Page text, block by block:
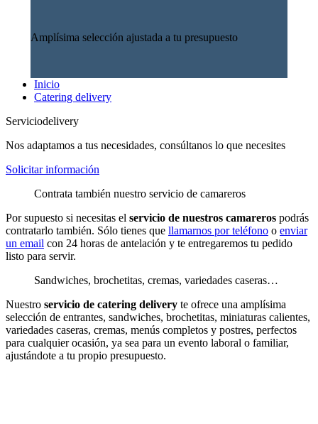
Amplísima selección ajustada a tu presupuesto
Inicio
Catering delivery
Serviciodelivery
Nos adaptamos a tus necesidades, consúltanos lo que necesites
Solicitar información
Contrata también nuestro servicio de camareros
Por supuesto si necesitas el servicio de nuestros camareros podrás
contratarlo también. Sólo tienes que llamarnos por teléfono o enviar
un email con 24 horas de antelación y te entregaremos tu pedido
listo para servir.
Sandwiches, brochetitas, cremas, variedades caseras…
Nuestro servicio de catering delivery te ofrece una amplísima
selección de entrantes, sandwiches, brochetitas, miniaturas calientes,
variedades caseras, cremas, menús completos y postres, perfectos
para cualquier ocasión, ya sea para un evento laboral o familiar,
ajustándote a tu propio presupuesto.